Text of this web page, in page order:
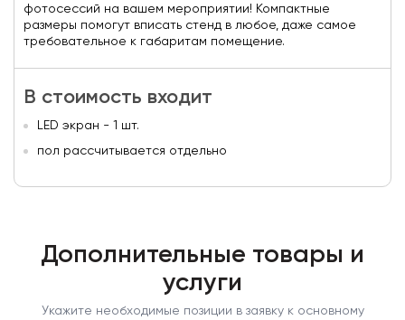
фотосессий на вашем мероприятии! Компактные
размеры помогут вписать стенд в любое, даже самое
требовательное к габаритам помещение.
В стоимость входит
LED экран - 1 шт.
пол рассчитывается отдельно
Дополнительные товары и
услуги
Укажите необходимые позиции в заявку к основному